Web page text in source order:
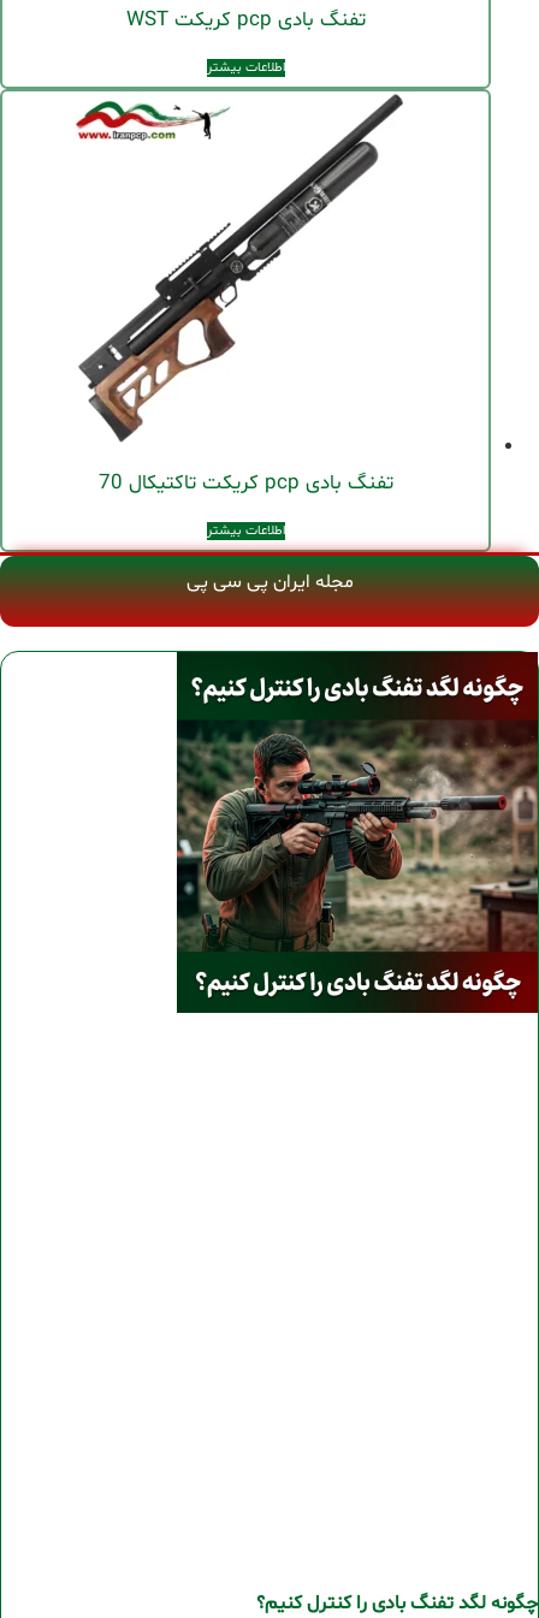
تفنگ بادی pcp کریکت WST
اطلاعات بیشتر
تفنگ بادی pcp کریکت تاکتیکال 70
اطلاعات بیشتر
مجله ایران پی سی پی
چگونه لگد تفنگ بادی را کنترل کنیم؟